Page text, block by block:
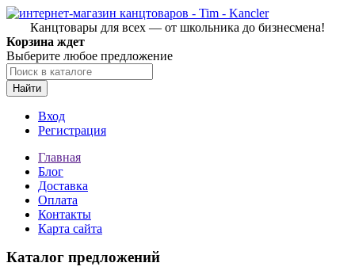
Канцтовары для всех — от школьника до бизнесмена!
Корзина ждет
Выберите любое предложение
Найти
Вход
Регистрация
Главная
Блог
Доставка
Оплата
Контакты
Карта сайта
Каталог предложений